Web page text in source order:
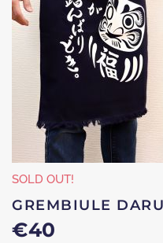
SOLD OUT!
GREMBIULE
€40